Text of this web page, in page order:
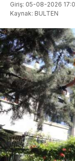
Giriş: 05-08-2026
Kaynak: BULTEN